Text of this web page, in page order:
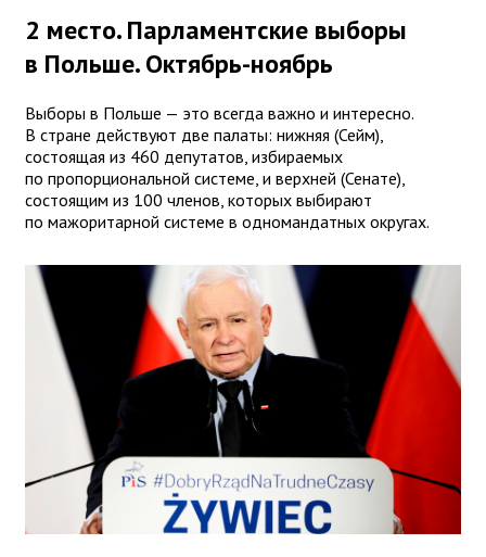
2 место. Парламентские выборы
в Польше. Октябрь-ноябрь
Выборы в Польше — это всегда важно и интересно.
В стране действуют две палаты: нижняя (Сейм),
состоящая из 460 депутатов, избираемых
по пропорциональной системе, и верхней (Сенате),
состоящим из 100 членов, которых выбирают
по мажоритарной системе в одномандатных округах.